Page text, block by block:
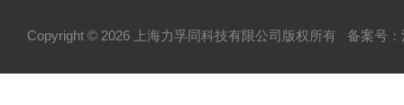
Copyright © 2026 上海力孚同科技有限公司版权所有 备案号：